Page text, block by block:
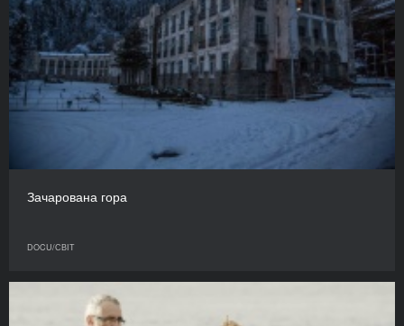
Зачарована гора
DOCU/СВІТ